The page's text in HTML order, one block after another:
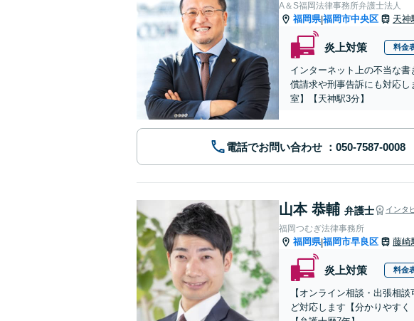
A＆S福岡法律事務所弁護士法人
福岡県|福岡市中央区 天神
炎上対策 料金
インターネット上の不当な
償請求や刑事告訴にも対応
室】【天神駅3分】
電話でお問い合わせ
山本 恭輔 弁護士 インタ
福岡つむぎ法律事務所
福岡県|福岡市早良区 藤崎
炎上対策 料金
【オンライン相談・出張相
ど対応します【分かりやす